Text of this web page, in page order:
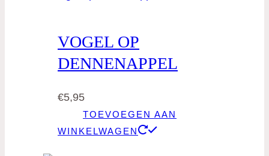
VOGEL OP
DENNENAPPEL
€5,95
TOEVOEGEN AAN
WINKELWAGEN